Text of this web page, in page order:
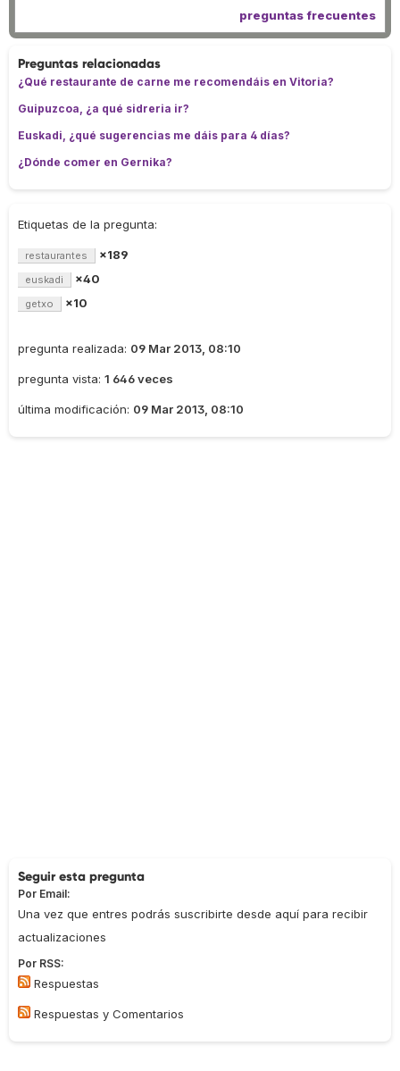
preguntas frecuentes
Preguntas relacionadas
¿Qué restaurante de carne me recomendáis en Vitoria?
Guipuzcoa, ¿a qué sidreria ir?
Euskadi, ¿qué sugerencias me dáis para 4 días?
¿Dónde comer en Gernika?
Etiquetas de la pregunta:
restaurantes ×189
euskadi ×40
getxo ×10
pregunta realizada: 09 Mar 2013, 08:10
pregunta vista: 1 646 veces
última modificación: 09 Mar 2013, 08:10
Seguir esta pregunta
Por Email:
Una vez que entres podrás suscribirte desde aquí para recibir
actualizaciones
Por RSS:
Respuestas
Respuestas y Comentarios